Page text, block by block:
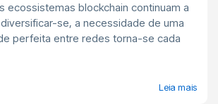
ecossistemas blockchain continuam a
se, a necessidade de uma
perfeita entre redes torna-se cada
Leia mais